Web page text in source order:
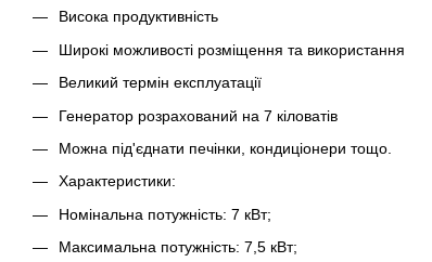
Висока продуктивність
Широкі можливості розміщення та використання
Великий термін експлуатації
Генератор розрахований на 7 кіловатів
Можна під'єднати печінки, кондиціонери тощо.
Характеристики:
Номінальна потужність: 7 кВт;
Максимальна потужність: 7,5 кВт;